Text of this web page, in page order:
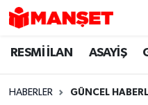
RESMİ İLAN ASAYİŞ
HABERLER GÜNCEL
Hava Durumu
Trafik Durumu